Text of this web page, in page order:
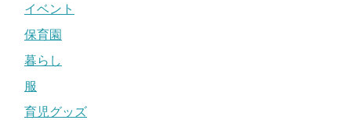
イベント
保育園
暮らし
服
育児グッズ